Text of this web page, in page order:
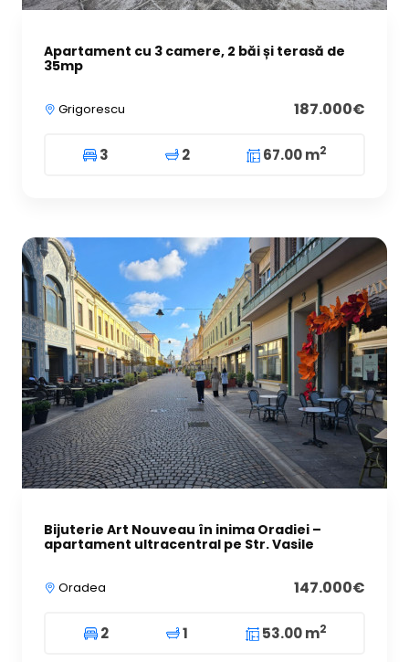
Apartament cu 3 camere, 2 băi și terasă de
35mp
Grigorescu 187.000€
3 2 67.00 m2
Bijuterie Art Nouveau în inima Oradiei –
apartament ultracentral pe Str. Vasile
Oradea 147.000€
2 1 53.00 m2